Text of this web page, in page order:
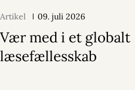
Artikel 09. juli 2026
Vær med i et globalt
læsefællesskab